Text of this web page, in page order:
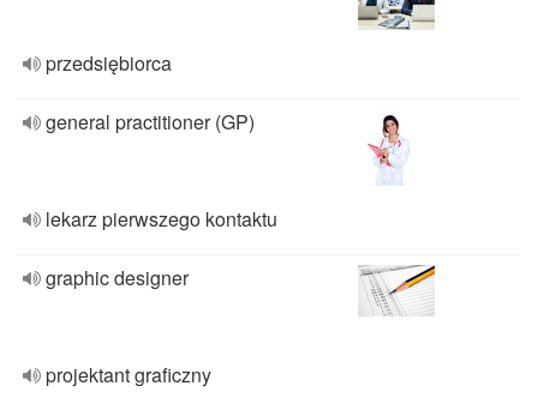
przedsiębiorca
general practitioner (GP)
lekarz pierwszego kontaktu
graphic designer
projektant graficzny